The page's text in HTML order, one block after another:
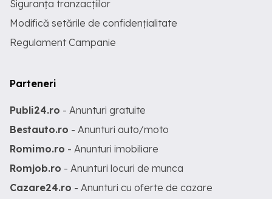
Siguranța tranzacțiilor
Modifică setările de confidențialitate
Regulament Campanie
Parteneri
Publi24.ro - Anunturi gratuite
Bestauto.ro - Anunturi auto/moto
Romimo.ro - Anunturi imobiliare
Romjob.ro - Anunturi locuri de munca
Cazare24.ro - Anunturi cu oferte de cazare